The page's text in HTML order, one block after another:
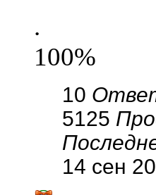
.
100%
10
5125
14 сен